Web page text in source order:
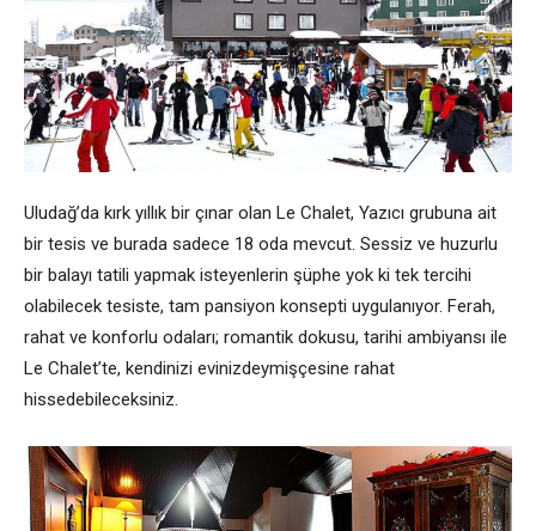
Uludağ’da kırk yıllık bir çınar olan Le Chalet, Yazıcı grubuna ait
bir tesis ve burada sadece 18 oda mevcut. Sessiz ve huzurlu
bir balayı tatili yapmak isteyenlerin şüphe yok ki tek tercihi
olabilecek tesiste, tam pansiyon konsepti uygulanıyor. Ferah,
rahat ve konforlu odaları; romantik dokusu, tarihi ambiyansı ile
Le Chalet’te, kendinizi evinizdeymişçesine rahat
hissedebileceksiniz.